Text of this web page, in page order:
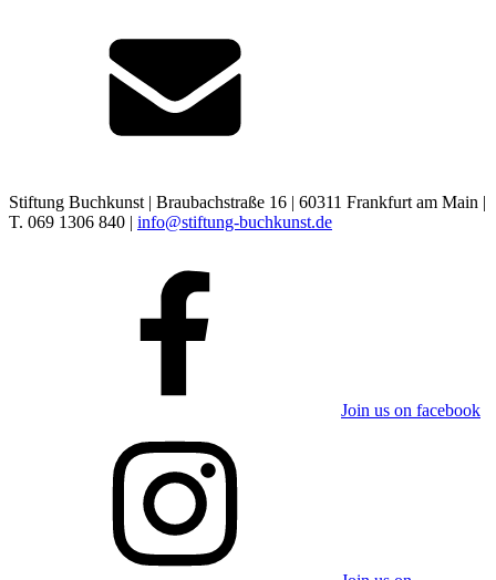
Stiftung Buchkunst | Braubachstraße 16 | 60311 Frankfurt am Main |
T. 069 1306 840 | info@stiftung-buchkunst.de
Join us on facebook